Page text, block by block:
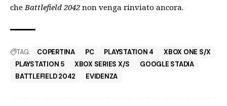
che Battlefield 2042 non venga rinviato ancora.
TAG: COPERTINA PC PLAYSTATION 4
XBOX ONE S/X
PLAYSTATION 5
XBOX SERIES X/S
GOOGLE STADIA
BATTLEFIELD 2042
EVIDENZA